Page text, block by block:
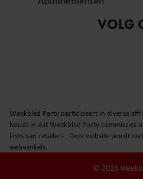
gebruiken.
VOLG
Weekblad Party participeert in diverse
houdt in dat Weekblad Party commissies
links van retailers. Deze website wordt
webwinkels.
© 2026